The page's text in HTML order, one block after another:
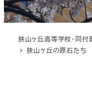
狭山ヶ丘高等学校・同付
狭山ヶ丘の原石たち